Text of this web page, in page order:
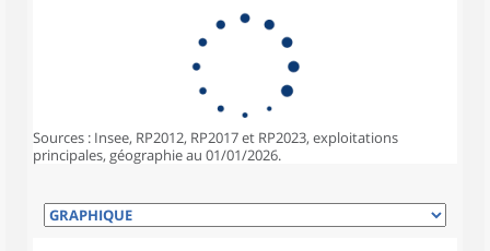
Sources : Insee, RP2012, RP2017 et RP2023, exploitations
principales, géographie au 01/01/2026.